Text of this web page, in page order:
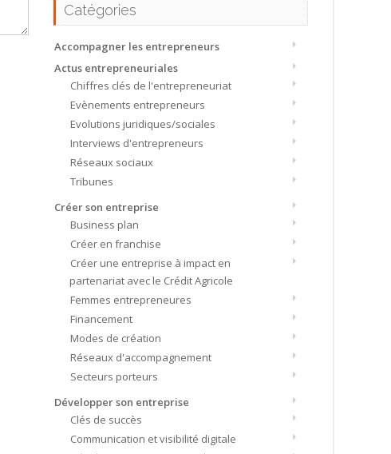
Catégories
Accompagner les entrepreneurs
Actus entrepreneuriales
Chiffres clés de l'entrepreneuriat
Evènements entrepreneurs
Evolutions juridiques/sociales
Interviews d'entrepreneurs
Réseaux sociaux
Tribunes
Créer son entreprise
Business plan
Créer en franchise
Créer une entreprise à impact en
partenariat avec le Crédit Agricole
Femmes entrepreneures
Financement
Modes de création
Réseaux d'accompagnement
Secteurs porteurs
Développer son entreprise
Clés de succès
Communication et visibilité digitale